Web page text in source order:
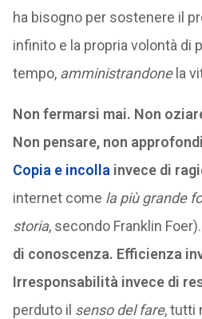
ha bisogno per sostenere il
infinito e la propria volontà di
tempo, amministrandonela
Non fermarsi mai. Non
Non pensare, non
Copia e incolla invece di
internet come la più grande
storia, secondo Franklin Foer).
di conoscenza. Efficienza
Irresponsabilità invece di
perduto il senso del fare, tutti